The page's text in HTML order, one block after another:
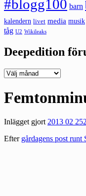
#blogg100 barn
kalendern livet media musik
tåg U2 Wikileaks
Deepedition
Deepedition
Inlägget gjort2013 02 25
Efter gårdagens post runt